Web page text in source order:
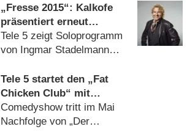
„Fresse 2015“: Kalkofe
präsentiert erneut
Jahresrückblick
Tele 5 zeigt Soloprogramm
von Ingmar Stadelmann
Tele 5 startet den „Fat
Chicken Club“ mit
Ingmar Stadelmann
Comedyshow tritt im Mai
Nachfolge von „Der